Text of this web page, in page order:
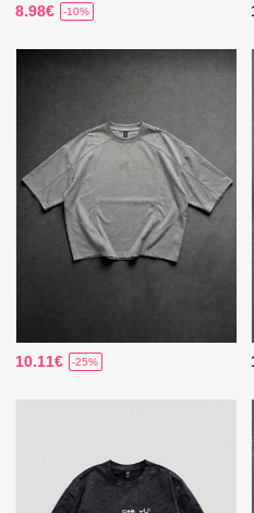
8.98€ -10%
10.11€ -25%